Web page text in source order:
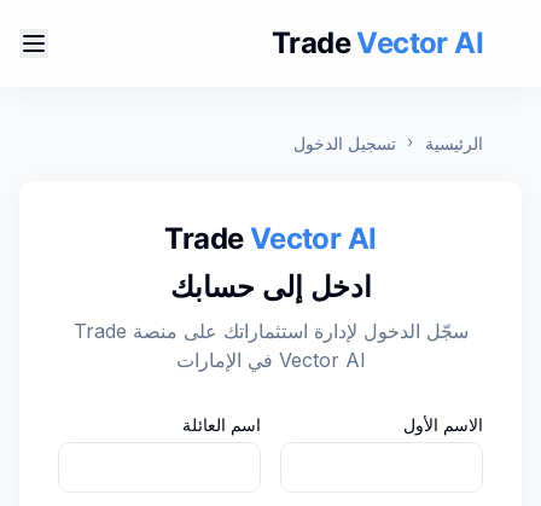
TradeVector AI
الرئيسية تسجيل الدخول
TradeVector AI
ادخل إلى حسابك
سجّل الدخول لإدارة استثماراتك على منصة Trade
Vector AI في الإمارات
الاسم الأول اسم العائلة